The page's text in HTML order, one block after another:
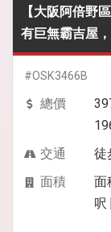
【大阪阿倍野
有巨無霸吉屋
#OSK3466B
總價
交通
徒
面積
面
呎